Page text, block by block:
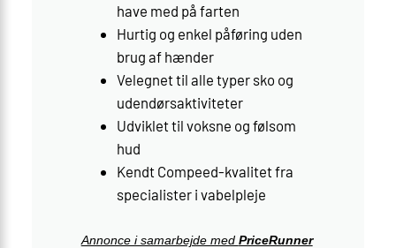
have med på farten
Hurtig og enkel påføring uden
brug af hænder
Velegnet til alle typer sko og
udendørsaktiviteter
Udviklet til voksne og følsom
hud
Kendt Compeed-kvalitet fra
specialister i vabelpleje
Annonce i samarbejde med PriceRunner